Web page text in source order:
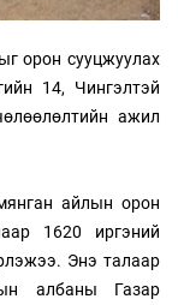
орон сууцжуулах
14, Чингэлтэй
ажил
айлын орон
1620 иргэний
Энэ талаар
албаны Газар